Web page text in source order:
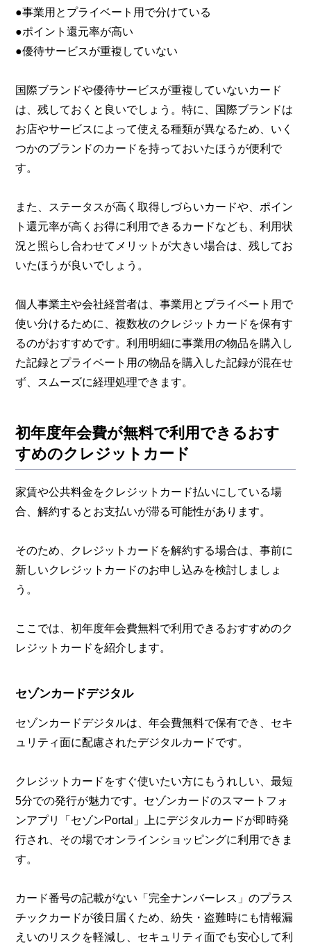
●事業用とプライベート用で分けている
●ポイント還元率が高い
●優待サービスが重複していない
国際ブランドや優待サービスが重複していないカード
は、残しておくと良いでしょう。特に、国際ブランドは
お店やサービスによって使える種類が異なるため、いく
つかのブランドのカードを持っておいたほうが便利で
す。
また、ステータスが高く取得しづらいカードや、ポイン
ト還元率が高くお得に利用できるカードなども、利用状
況と照らし合わせてメリットが大きい場合は、残してお
いたほうが良いでしょう。
個人事業主や会社経営者は、事業用とプライベート用で
使い分けるために、複数枚のクレジットカードを保有す
るのがおすすめです。利用明細に事業用の物品を購入し
た記録とプライベート用の物品を購入した記録が混在せ
ず、スムーズに経理処理できます。
初年度年会費が無料で利用できるおす
すめのクレジットカード
家賃や公共料金をクレジットカード払いにしている場
合、解約するとお支払いが滞る可能性があります。
そのため、クレジットカードを解約する場合は、事前に
新しいクレジットカードのお申し込みを検討しましょ
う。
ここでは、初年度年会費無料で利用できるおすすめのク
レジットカードを紹介します。
セゾンカードデジタル
セゾンカードデジタルは、年会費無料で保有でき、セキ
ュリティ面に配慮されたデジタルカードです。
クレジットカードをすぐ使いたい方にもうれしい、最短
5分での発行が魅力です。セゾンカードのスマートフォ
ンアプリ「セゾンPortal」上にデジタルカードが即時発
行され、その場でオンラインショッピングに利用できま
す。
カード番号の記載がない「完全ナンバーレス」のプラス
チックカードが後日届くため、紛失・盗難時にも情報漏
えいのリスクを軽減し、セキュリティ面でも安心して利